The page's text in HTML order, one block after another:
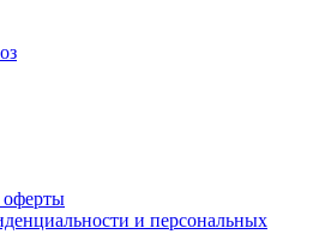
и персональных